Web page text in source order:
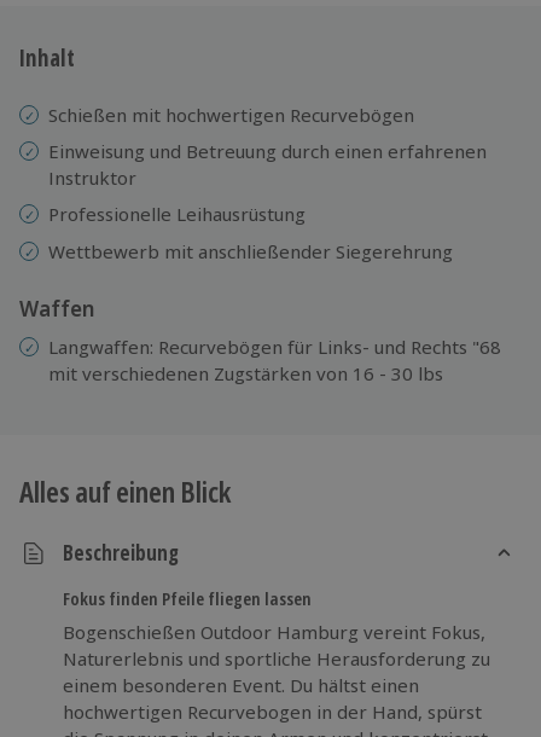
3 Jahre gültig & verlängerbar.
Inhalt
Schießen mit hochwertigen Recurvebögen
Einweisung und Betreuung durch einen erfahrenen
Instruktor
Professionelle Leihausrüstung
Wettbewerb mit anschließender Siegerehrung
Waffen
Langwaffen: Recurvebögen für Links- und Rechts "68
mit verschiedenen Zugstärken von 16 - 30 lbs
Alles auf einen Blick
Beschreibung
Fokus finden Pfeile fliegen lassen
Bogenschießen Outdoor Hamburg vereint Fokus,
Naturerlebnis und sportliche Herausforderung zu
einem besonderen Event. Du hältst einen
hochwertigen Recurvebogen in der Hand, spürst